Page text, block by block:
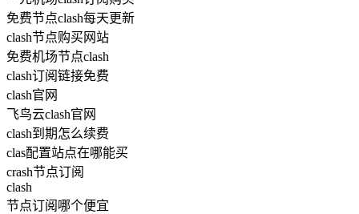
免费节点clash每天更新
clash节点购买网站
免费机场节点clash
clash订阅链接免费
clash官网
飞鸟云clash官网
clash到期怎么续费
clas配置站点在哪能买
crash节点订阅
clash
节点订阅哪个便宜